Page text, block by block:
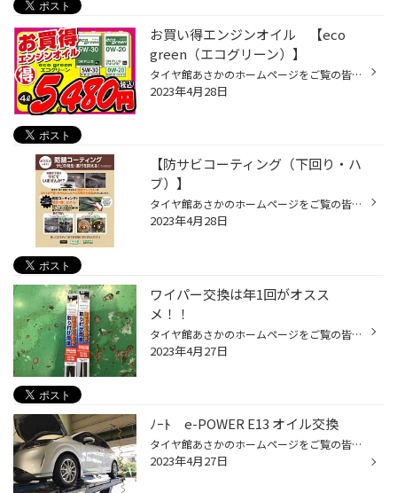
お買い得エンジンオイル 【eco
green（エコグリーン）】
タイヤ館あさかのホームページをご覧の皆様 こんにちは！ いつもご覧いただきありがとうございます！！ 専門店として一番気になるものと言えばタイヤなんですが、 タイヤやバッテリーよりも交換頻度が高いのに、 ついついさぼってしまいがちなのがエンジンオイルの交換です。 エンジンオイルの働き...
2023年4月28日
【防サビコーティング（下回り・ハ
ブ）】
タイヤ館あさかのホームページをご覧の皆様 こんにちは！ いつもご覧いただきありがとうございます！！ 【防サビ・下回り】 車体下回り等に専用溶液を塗布することで 錆の進行を抑制します。 下回り全般の金属部分はもとより、ドライブシャフト、 プロペラシャフトといった可動部分や、 プロペラシ...
2023年4月28日
ワイパー交換は年1回がオスス
メ！！
タイヤ館あさかのホームページをご覧の皆様 こんにちは！ いつもご覧いただきありがとうございます！ クルマのメカニズムは日進月歩で、 電気自動車や自動運転などの 先進技術も身近になってきました。 そんななかで長く基本的な構造が変わらずに、 必要不可欠な機能としてクルマに 装備されている...
2023年4月27日
ﾉｰﾄ e-POWER E13 オイル交換
タイヤ館あさかのホームページをご覧の皆様 こんにちは！ いつもご覧いただきありがとうございます！！ 本日は ★日産（ニッサン） ★ノート ★E13 のオイル交換のご紹介です。 ★車写真 使用するオイルはこちら ★エコマックス ★オイル写真 今回は御座いませんがオイル交換の2回に1回はオイルフィルター...
2023年4月27日